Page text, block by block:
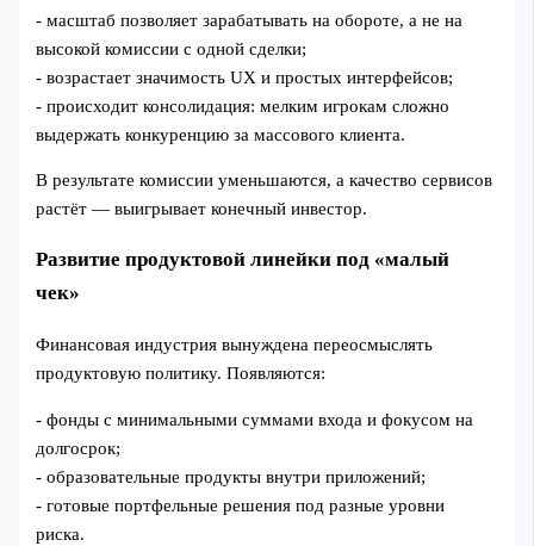
- масштаб позволяет зарабатывать на обороте, а не на
высокой комиссии с одной сделки;
- возрастает значимость UX и простых интерфейсов;
- происходит консолидация: мелким игрокам сложно
выдержать конкуренцию за массового клиента.
В результате комиссии уменьшаются, а качество сервисов
растёт — выигрывает конечный инвестор.
Развитие продуктовой линейки под «малый
чек»
Финансовая индустрия вынуждена переосмыслять
продуктовую политику. Появляются:
- фонды с минимальными суммами входа и фокусом на
долгосрок;
- образовательные продукты внутри приложений;
- готовые портфельные решения под разные уровни
риска.